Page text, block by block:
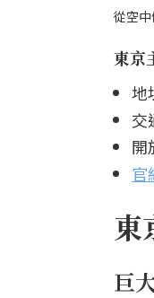
從空
東京
地
交
開
官
東
巨